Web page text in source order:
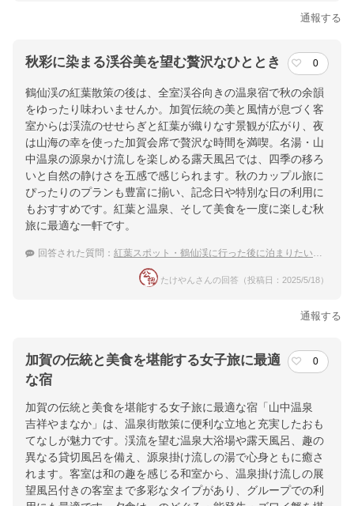
通報する
秋彩に染まる渓谷美を望む贅沢なひととき 0
鶴仙渓の紅葉散策の後は、全室渓谷向きの温泉宿で秋の余韻
をゆったり味わいませんか。加賀伝統の美と風情が息づく客
室からは渓流のせせらぎと紅葉が織りなす景観が広がり、夜
は山海の幸を使った加賀会席で贅沢な時間を満喫。名湯・山
中温泉の源泉かけ流しを楽しめる露天風呂では、四季の移ろ
いと自然の静けさを五感で感じられます。秋のカップル旅に
ぴったりのプランも豊富に揃い、記念日や特別な日の利用に
もおすすめです。紅葉と温泉、そして美食を一度に楽しむ秋
旅に最適な一軒です。
回答された質問： 紅葉スポット・鶴仙渓に行った後に泊まりたい山中温泉のカップルにおすすめ旅館
たけやんさんの回答（投稿日：2025/5/18）
通報する
加賀の伝統と美食を堪能する女子旅に最適
な宿
0
加賀の伝統と美食を堪能する女子旅に最適な宿「山中温泉
吉祥やまなか」は、温泉街散策に便利な立地と充実したおも
てなしが魅力です。渓流を望む温泉大浴場や露天風呂、趣の
異なる貸切風呂を備え、源泉掛け流しの湯で心身ともに癒さ
れます。客室は和の趣を感じる和室から、温泉掛け流しの展
望風呂付きの客室まで多彩なタイプがあり、グループでの利